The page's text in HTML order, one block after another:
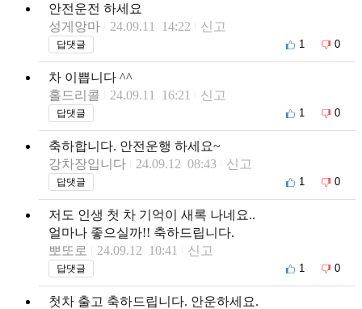
안전운전 하세요
성게앙마
24.09.11 14:22 신고
답댓글 1 0
차 이쁩니다 ^^
홀드리콜
24.09.11 16:21 신고
답댓글 1 0
축하합니다. 안전운행 하세요~
강차장입니다
24.09.12 08:43 신고
답댓글 1 0
저도 인생 첫 차 기억이 새록 나네요..
얼마나 좋으실까!! 축하드립니다.
뽀또로
24.09.12 10:41 신고
답댓글 1 0
첫차 출고 축하드립니다. 안운하세요.